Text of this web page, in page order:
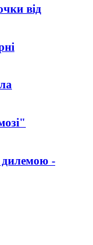
від
дилемою -